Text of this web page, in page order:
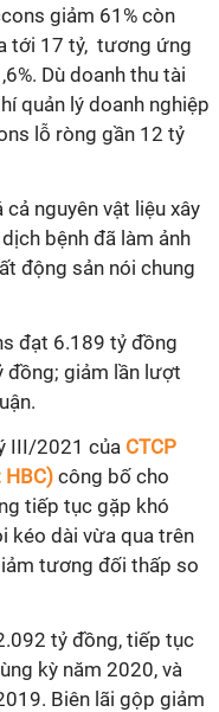
giảm 61% còn
tới 17 tỷ, tương ứng
Dù doanh thu tài
quản lý doanh nghiệp
lỗ ròng gần 12 tỷ
nguyên vật liệu xây
bệnh đã làm ảnh
động sản nói chung
đạt 6.189 tỷ đồng
đồng; giảm lần lượt
III/2021 của CTCP
HBC) công bố cho
tiếp tục gặp khó
kéo dài vừa qua trên
tương đối thấp so
tỷ đồng, tiếp tục
kỳ năm 2020, và
Biên lãi gộp giảm